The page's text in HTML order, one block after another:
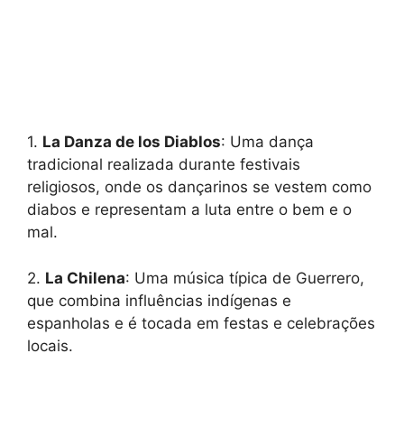
1. La Danza de los Diablos: Uma dança
tradicional realizada durante festivais
religiosos, onde os dançarinos se vestem como
diabos e representam a luta entre o bem e o
mal.
2. La Chilena: Uma música típica de Guerrero,
que combina influências indígenas e
espanholas e é tocada em festas e celebrações
locais.